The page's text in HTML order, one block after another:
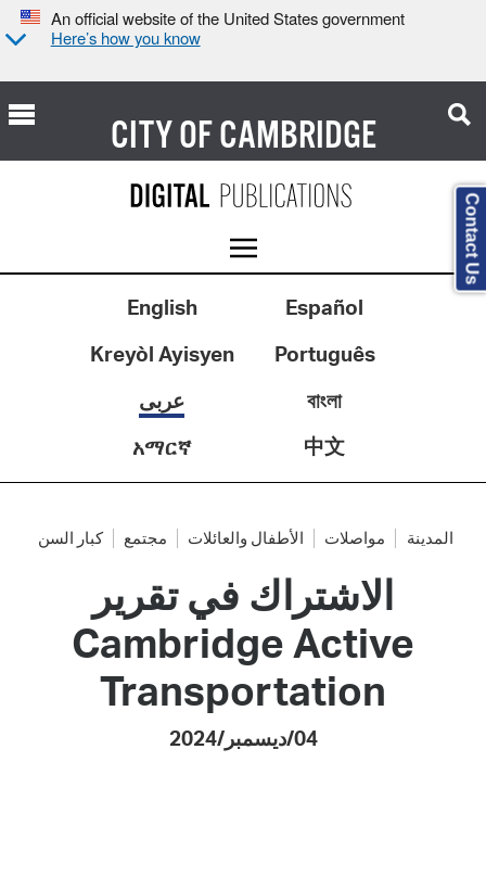
An official website of the United States government
Here’s how you know
CITY OFCAMBRIDGE
English
Español
Kreyòl Ayisyen
Português
عربى
বাংলা
አማርኛ
中文
المدينة مواصلات الأطفال والعائلات مجتمع كبار السن
الاشتراك في تقرير
Cambridge Active
Transportation
04/ديسمبر/2024
Contact Us